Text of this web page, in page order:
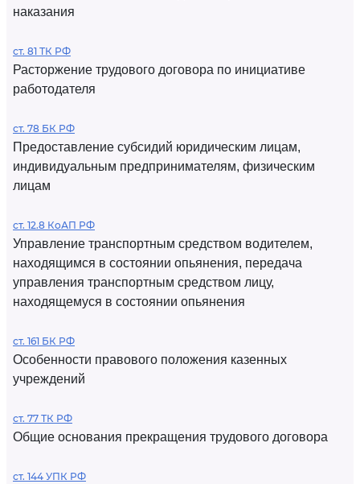
наказания
ст. 81 ТК РФ
Расторжение трудового договора по инициативе
работодателя
ст. 78 БК РФ
Предоставление субсидий юридическим лицам,
индивидуальным предпринимателям, физическим
лицам
ст. 12.8 КоАП РФ
Управление транспортным средством водителем,
находящимся в состоянии опьянения, передача
управления транспортным средством лицу,
находящемуся в состоянии опьянения
ст. 161 БК РФ
Особенности правового положения казенных
учреждений
ст. 77 ТК РФ
Общие основания прекращения трудового договора
ст. 144 УПК РФ